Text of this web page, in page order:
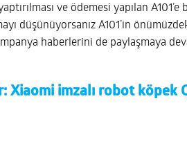
ve ödemesi yapılan
düşünüyorsanız A101’in
haberlerini de paylaşmaya
Xiaomi imzalı robot köpek